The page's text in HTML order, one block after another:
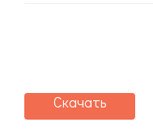
Скачать